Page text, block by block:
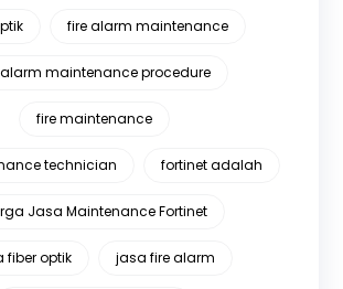
fire alarm maintenance
maintenance procedure
fire maintenance
technician fortinet adalah
Jasa Maintenance Fortinet
fiber optik jasa fire alarm